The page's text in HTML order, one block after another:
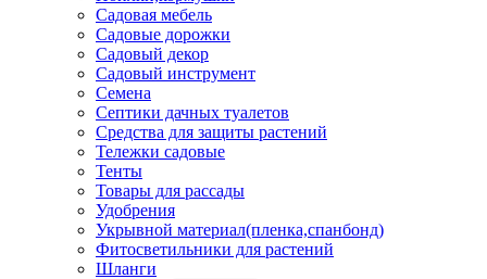
Садовая мебель
Садовые дорожки
Садовый декор
Садовый инструмент
Семена
Септики дачных туалетов
Средства для защиты растений
Тележки садовые
Тенты
Товары для рассады
Удобрения
Укрывной материал(пленка,спанбонд)
Фитосветильники для растений
Шланги